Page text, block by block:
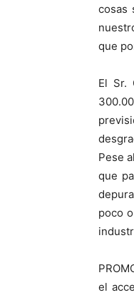
cosas
que
El Sr.
Pese
que
poco
el